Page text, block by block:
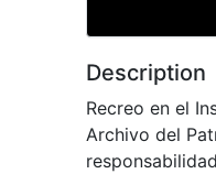
Description
Recreo en el
Archivo del